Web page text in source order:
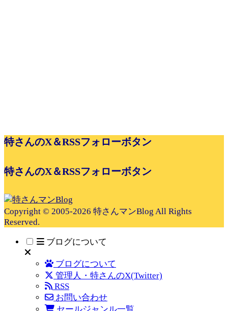
特さんのX＆RSSフォローボタン
特さんのX＆RSSフォローボタン
Copyright © 2005-2026 特さんマンBlog All Rights
Reserved.
ブログについて
ブログについて
管理人・特さんのX(Twitter)
RSS
お問い合わせ